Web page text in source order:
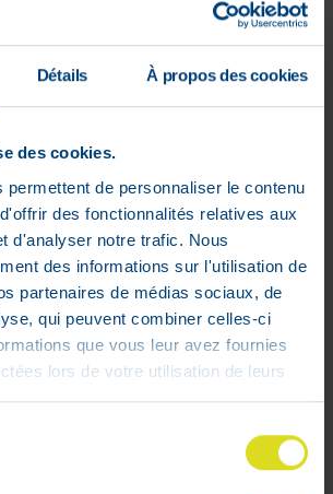
Détails À propos des cookies
des cookies.
permettent de personnaliser le contenu
des fonctionnalités relatives aux
d'analyser notre trafic. Nous
des informations sur l'utilisation de
partenaires de médias sociaux, de
qui peuvent combiner celles-ci
que vous leur avez fournies
lors de votre utilisation de leurs